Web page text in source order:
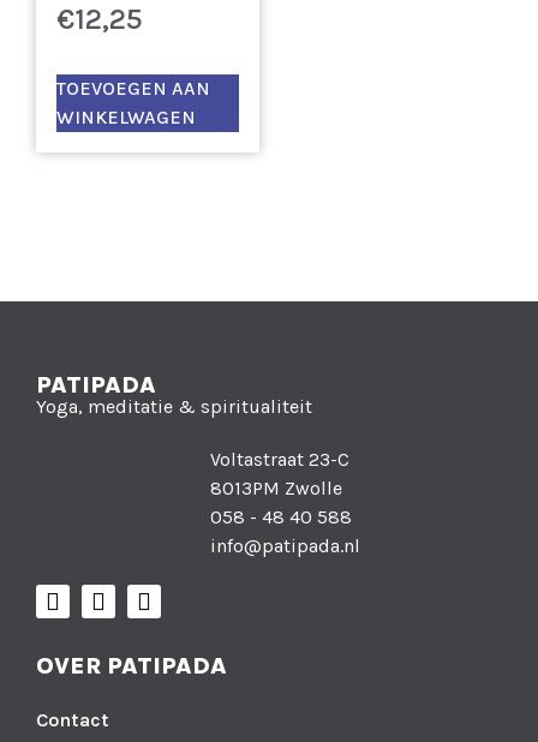
€12,25
TOEVOEGEN AAN
WINKELWAGEN
PATIPADA
Yoga, meditatie & spiritualiteit
Voltastraat 23-C
8013PM Zwolle
058 - 48 40 588
info@patipada.nl
OVER PATIPADA
Contact